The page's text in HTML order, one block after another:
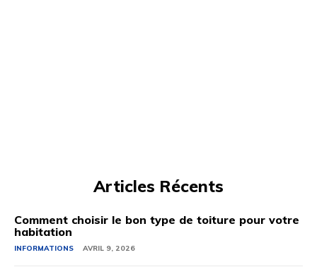
Articles Récents
Comment choisir le bon type de toiture pour votre
habitation
INFORMATIONS AVRIL 9, 2026